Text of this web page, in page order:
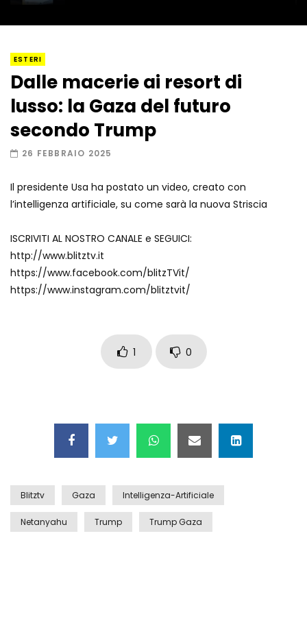
Amiocuggino fa saltare in aria il drone
Record di baci in 30 secondi
Due navi USA si scontrano in mare
incidente
Grattacielo crolla per un incendio
ESTERI
Dalle macerie ai resort di
lusso: la Gaza del futuro
secondo Trump
26 FEBBRAIO 2025
Il presidente Usa ha postato un video, creato con
l’intelligenza artificiale, su come sarà la nuova Striscia
ISCRIVITI AL NOSTRO CANALE e SEGUICI:
http://www.blitztv.it
https://www.facebook.com/blitzTVit/
https://www.instagram.com/blitztvit/
1 0
Blitztv Gaza Intelligenza-Artificiale
Netanyahu Trump Trump Gaza